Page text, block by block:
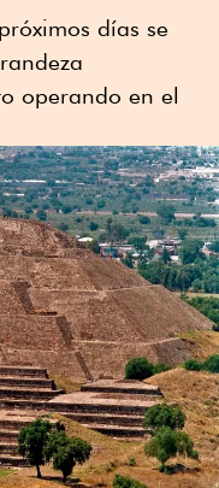
días se
operando en el